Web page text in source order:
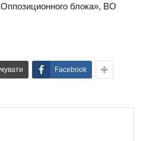
блока», ВО
Facebook